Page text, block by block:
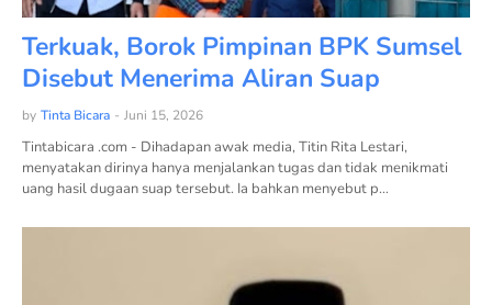
Terkuak, Borok Pimpinan BPK Sumsel
Disebut Menerima Aliran Suap
by Tinta Bicara - Juni 15, 2026
Tintabicara .com - Dihadapan awak media, Titin Rita Lestari,
menyatakan dirinya hanya menjalankan tugas dan tidak menikmati
uang hasil dugaan suap tersebut. Ia bahkan menyebut p…